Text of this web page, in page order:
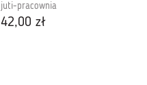
juti-pracownia
42,00 zł